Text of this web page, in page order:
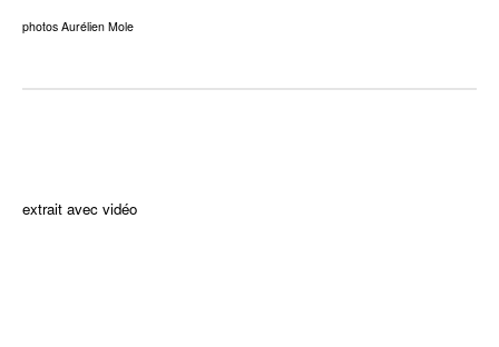
photos Aurélien Mole
extrait avec vidéo